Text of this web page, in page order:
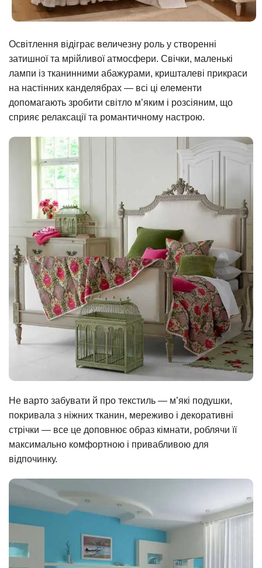
Освітлення відіграє величезну роль у створенні
затишної та мрійливої атмосфери. Свічки, маленькі
лампи із тканинними абажурами, кришталеві прикраси
на настінних канделябрах — всі ці елементи
допомагають зробити світло м’яким і розсіяним, що
сприяє релаксації та романтичному настрою.
Не варто забувати й про текстиль — м’які подушки,
покривала з ніжних тканин, мереживо і декоративні
стрічки — все це доповнює образ кімнати, роблячи її
максимально комфортною і привабливою для
відпочинку.